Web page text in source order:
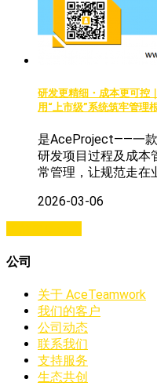
研发更精细・成本更可控
用“上市级”系统筑牢管理
是AceProject——一
研发项目过程及成本
常管理，让规范走在
2026-03-06
公司
关于 AceTeamwork
我们的客户
公司动态
联系我们
支持服务
生态共创